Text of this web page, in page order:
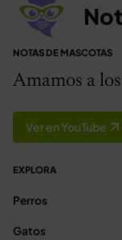
NOTAS DE MASCOTAS
Amamos a
Ver en YouTube
EXPLORA
Perros
Gatos